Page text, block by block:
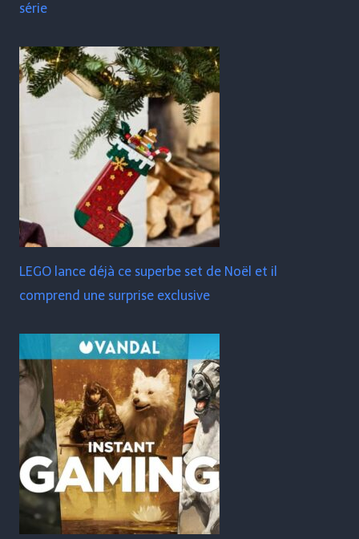
série
LEGO lance déjà ce superbe set de Noël et il
comprend une surprise exclusive